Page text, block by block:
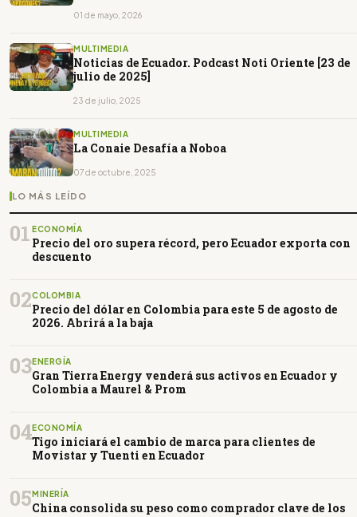
01 de mayo, 2026
MULTIMEDIA
Noticias de Ecuador. Podcast Noti Oriente [23 de
julio de 2025]
23 de julio, 2025
MULTIMEDIA
La Conaie Desafía a Noboa
07 de octubre, 2025
LO MÁS LEÍDO
01 ECONOMÍA
Precio del oro supera récord, pero Ecuador exporta con
descuento
02COLOMBIA
Precio del dólar en Colombia para este 5 de agosto de
2026. Abrirá a la baja
03ENERGÍA
Gran Tierra Energy venderá sus activos en Ecuador y
Colombia a Maurel & Prom
04ECONOMÍA
Tigo iniciará el cambio de marca para clientes de
Movistar y Tuenti en Ecuador
05MINERÍA
China consolida su peso como comprador clave de los